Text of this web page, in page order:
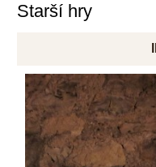
Starší hry